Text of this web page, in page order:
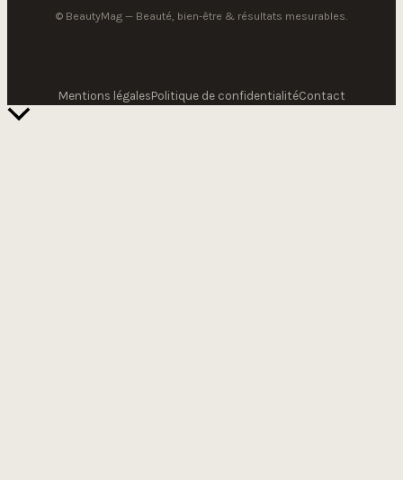
© BeautyMag — Beauté, bien-être & résultats mesurables.
Mentions légalesPolitique de confidentialitéContact